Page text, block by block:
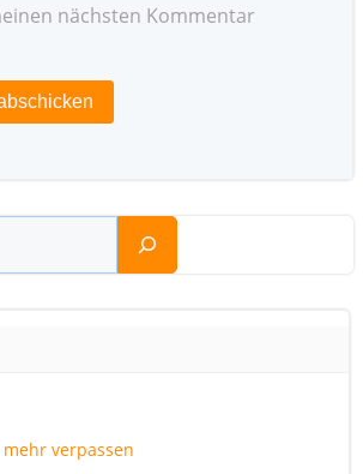
nächsten Kommentar
verpassen